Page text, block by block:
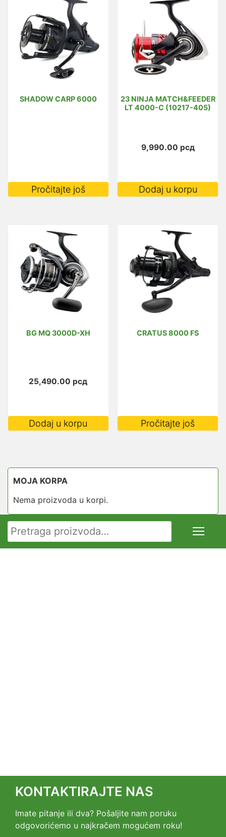
SHADOW CARP 6000
Pročitajte još
23 NINJA MATCH&FEEDER
LT 4000-C (10217-405)
9,990.00 рсд
Dodaj u korpu
BG MQ 3000D-XH
25,490.00 рсд
Dodaj u korpu
CRATUS 8000 FS
Pročitajte još
MOJA KORPA
Nema proizvoda u korpi.
Pretraga za:
KONTAKTIRAJTE NAS
Imate pitanje ili dva? Pošaljite nam poruku
odgovorićemo u najkračem mogućem roku!